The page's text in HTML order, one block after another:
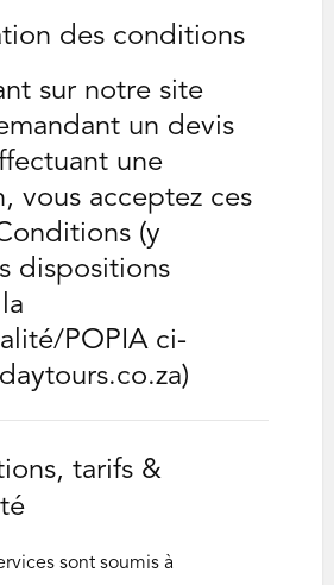
des conditions
sur notre site
un devis
une
vous acceptez ces
(y
dispositions
POPIA ci-
tarifs &
sont soumis à